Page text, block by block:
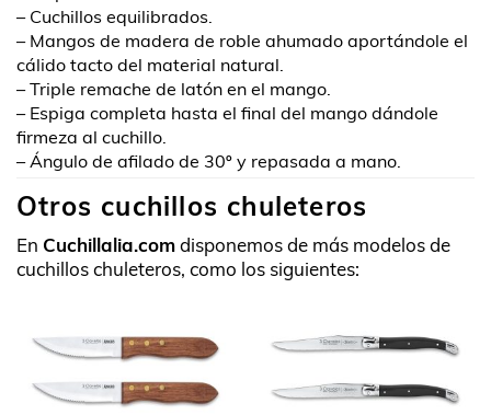
– Cuchillos equilibrados.
– Mangos de madera de roble ahumado aportándole el
cálido tacto del material natural.
– Triple remache de latón en el mango.
– Espiga completa hasta el final del mango dándole
firmeza al cuchillo.
– Ángulo de afilado de 30º y repasada a mano.
Otros cuchillos chuleteros
En Cuchillalia.comdisponemos de más modelos de
cuchillos chuleteros, como los siguientes: